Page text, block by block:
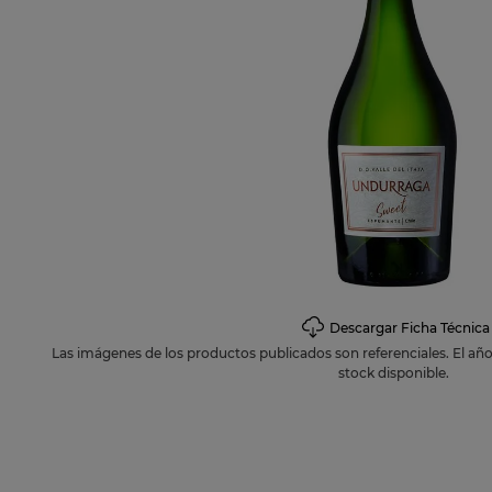
Descargar Ficha Técnica
Las imágenes de los productos publicados son referenciales. El
stock disponible.
10.